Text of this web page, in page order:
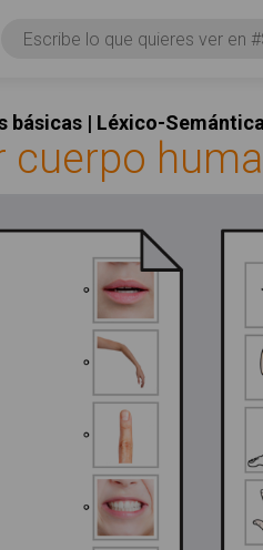
Consulta
básicas | Léxico-Semántica
cuerpo
Twitter